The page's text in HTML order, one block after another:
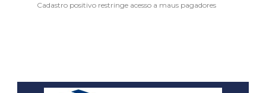
Cadastro positivo restringe acesso a maus pagadores